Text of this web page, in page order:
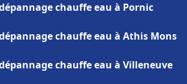
chauffe eau à Pornic
chauffe eau à Athis Mons
chauffe eau à Villeneuve